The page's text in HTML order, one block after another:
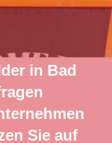
in Bad
Sie auf